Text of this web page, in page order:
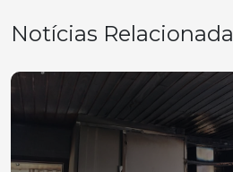
Notícias